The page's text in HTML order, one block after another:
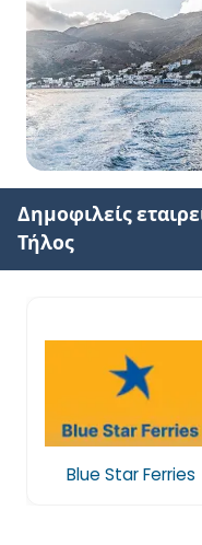
Δημοφιλείς
Τήλος
Blue Star Ferries